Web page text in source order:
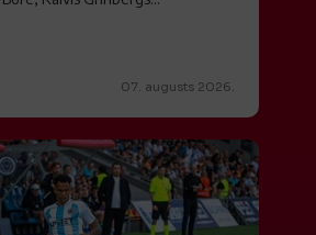
07. augusts 2026.